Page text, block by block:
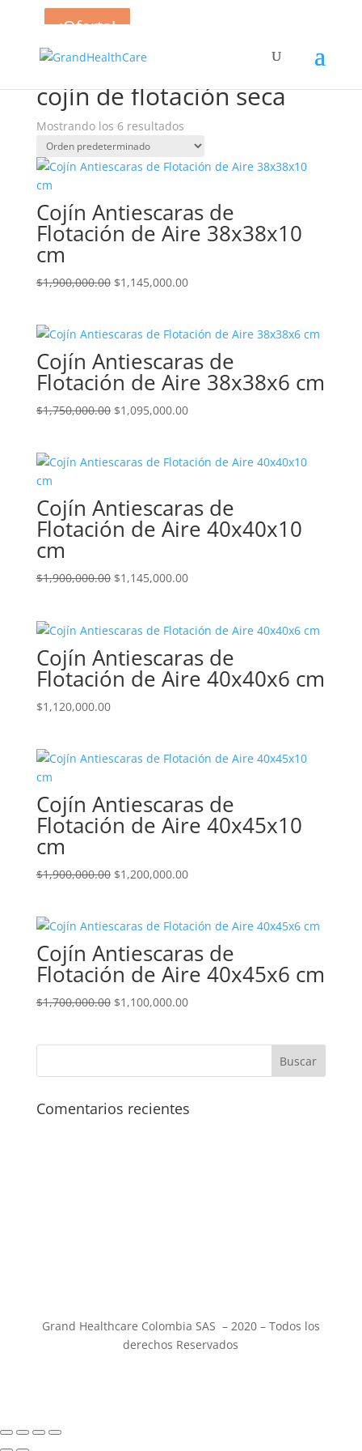
Inicio/ Productos etiquetados “cojín de flotación
cojín de flotación seca
Mostrando los 6 resultados
¡Oferta!
Cojín Antiescaras de
Flotación de Aire 38x38x10
cm
$1,900,000.00 El
era:
$1,900,000.00.
$1,145,000.00El
es:
$1,145,000.00.
¡Oferta!
Cojín Antiescaras de
Flotación de Aire 38x38x6 cm
$1,750,000.00 El
era:
$1,095,000.00El
es:
¡Oferta!
Cojín Antiescaras de
Flotación de Aire 40x40x10
cm
$1,900,000.00 El
era:
$1,900,000.00.
$1,145,000.00El
es:
$1,145,000.00.
Cojín Antiescaras de
Flotación de Aire 40x40x6 cm
$1,120,000.00
¡Oferta!
Cojín Antiescaras de
Flotación de Aire 40x45x10
cm
$1,900,000.00 El
era:
$1,900,000.00.
$1,200,000.00El
es:
$1,200,000.00.
¡Oferta!
Cojín Antiescaras de
Flotación de Aire 40x45x6 cm
$1,700,000.00 El
$1,700,000.00.
$1,100,000.00El
$1,100,000.00.
Comentarios recientes
Grand Healthcare Colombia SAS – 2020 – Todos los
derechos Reservados